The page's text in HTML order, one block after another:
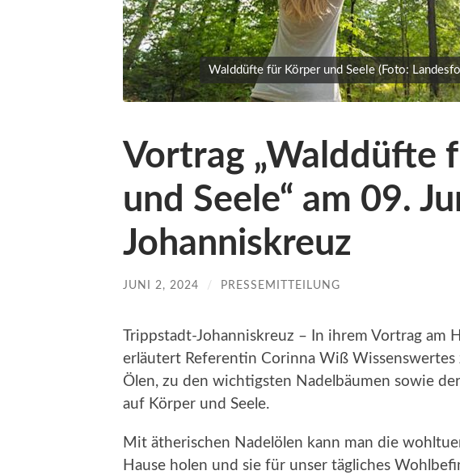
Walddüfte für Körper und Seele (Foto:
Vortrag „Walddüfte
und Seele“ am 09.
Johanniskreuz
JUNI 2, 2024 / PRESSEMITTEILUNG
Trippstadt-Johanniskreuz – In ihrem Vortrag am
erläutert Referentin Corinna Wiß
Ölen, zu den wichtigsten Nadelbäumen sowie
auf Körper und Seele.
Mit ätherischen Nadelölen kann man die
Hause holen und sie für unser tägliches